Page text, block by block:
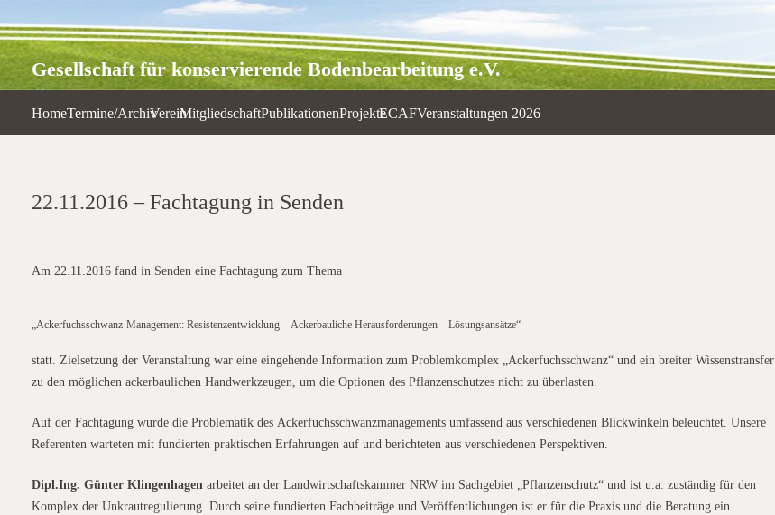
Gesellschaft für konservierende Bodenbearbeitung e.V.
HomeTermine/ArchivVereinMitgliedschaftPublikationenProjekteECAFVeranstaltungen 2026
22.11.2016 – Fachtagung in Senden
Am 22.11.2016 fand in Senden eine Fachtagung zum Thema
„Ackerfuchsschwanz-Management: Resistenzentwicklung – Ackerbauliche Herausforderungen – Lösungsansätze“
statt. Zielsetzung der Veranstaltung war eine eingehende Information zum Problemkomplex „Ackerfuchsschwanz“ und ein breiter Wissenstransfer
zu den möglichen ackerbaulichen Handwerkzeugen, um die Optionen des Pflanzenschutzes nicht zu überlasten.
Auf der Fachtagung wurde die Problematik des Ackerfuchsschwanzmanagements umfassend aus verschiedenen Blickwinkeln beleuchtet. Unsere
Referenten warteten mit fundierten praktischen Erfahrungen auf und berichteten aus verschiedenen Perspektiven.
Dipl.Ing. Günter Klingenhagen arbeitet an der Landwirtschaftskammer NRW im Sachgebiet „Pflanzenschutz“ und ist u.a. zuständig für den
Komplex der Unkrautregulierung. Durch seine fundierten Fachbeiträge und Veröffentlichungen ist er für die Praxis und die Beratung ein